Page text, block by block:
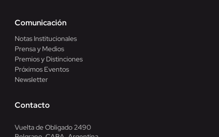
Comunicación
Notas Institucionales
Prensa y Medios
Premios y Distinciones
Próximos Eventos
Newsletter
Contacto
Vuelta de Obligado 2490